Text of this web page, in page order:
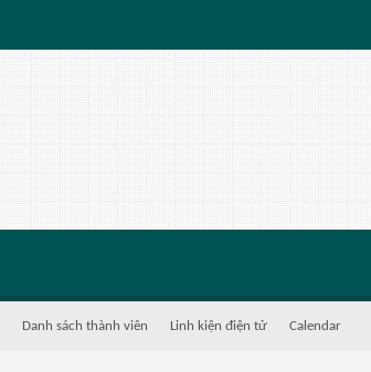
Danh sách thành viên Linh kiện điện tử Calendar